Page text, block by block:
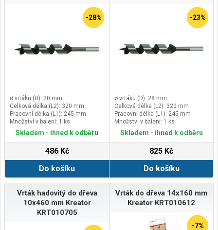
-28%
ø vrtáku (D): 20 mm
Celková délka (L2): 320 mm
Pracovní délka (L1): 245 mm
Množství v balení: 1 ks
Skladem - ihned k odběru
486 Kč
Do košíku
-23%
ø vrtáku (D): 28 mm
Celková délka (L2): 320 mm
Pracovní délka (L1): 245 mm
Množství v balení: 1 ks
Skladem - ihned k odběru
825 Kč
Do košíku
Vrták hadovitý do dřeva
10x460 mm Kreator
KRT010705
Vrták do dřeva 14x160 mm
Kreator KRT010612
-7%